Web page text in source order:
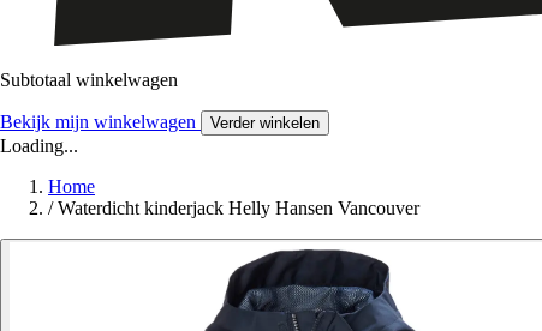
Subtotaal winkelwagen
Bekijk mijn winkelwagen Verder winkelen
Loading...
Home
/ Waterdicht kinderjack Helly Hansen Vancouver